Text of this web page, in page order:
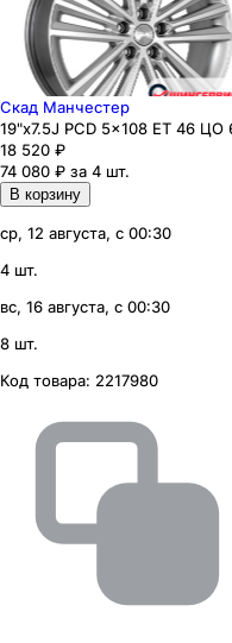
Скад Манчестер
19"x7.5J PCD 5x108 ЕТ 46 ЦО
18 520 ₽
74 080 ₽ за 4 шт.
В корзину
ср, 12 августа, с 00:30
4 шт.
вс, 16 августа, с 00:30
8 шт.
Код товара: 2217980